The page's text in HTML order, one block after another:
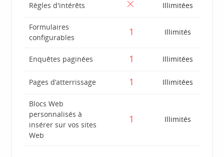
Règles d'intérêts Illimitées
Formulaires
configurables
1 Illimités
Enquêtes paginées 1 Illimitées
Pages d’atterrissage 1 Illimitées
Blocs Web
personnalisés à
insérer sur vos sites
Web
1 Illimités